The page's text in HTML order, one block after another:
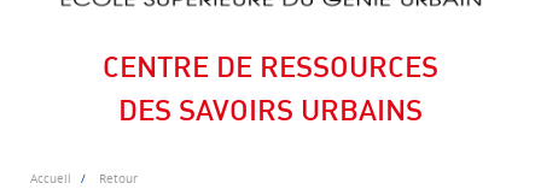
CENTRE DE RESSOURCES
DES SAVOIRS URBAINS
Accueil Retour